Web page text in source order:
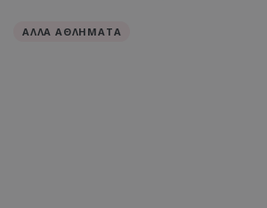
ΑΛΛΑ ΑΘΛΗΜΑΤΑ